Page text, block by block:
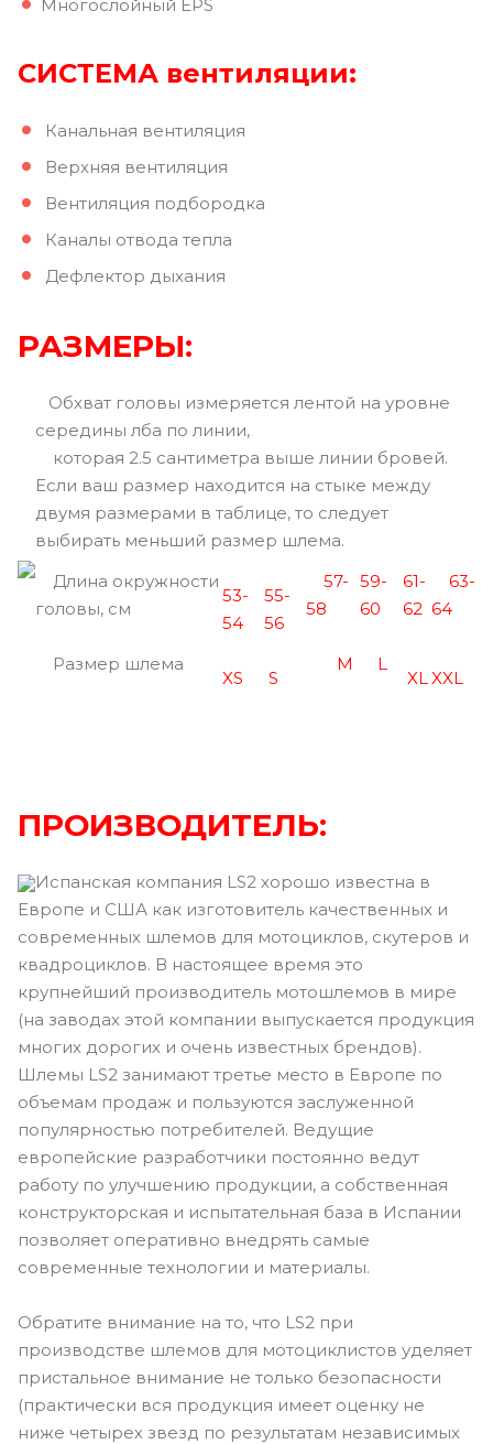
Многослойный EPS
СИСТЕМА вентиляции:
Канальная вентиляция
Верхняя вентиляция
Вентиляция подбородка
Каналы отвода тепла
Дефлектор дыхания
РАЗМЕРЫ:
Обхват головы измеряется лентой на уровне
середины лба по линии,
которая 2.5 сантиметра выше линии бровей.
Если ваш размер находится на стыке между
двумя размерами в таблице, то следует
выбирать меньший размер шлема.
Длина окружности
головы, см
53-
54
55-
56
57-
58
59-
60
61-
62
63-
64
Размер шлема
XS S
M L
XLXXL
ПРОИЗВОДИТЕЛЬ:
Испанская компания LS2 хорошо известна в
Европе и США как изготовитель качественных и
современных шлемов для мотоциклов, скутеров и
квадроциклов. В настоящее время это
крупнейший производитель мотошлемов в мире
(на заводах этой компании выпускается продукция
многих дорогих и очень известных брендов).
Шлемы LS2 занимают третье место в Европе по
объемам продаж и пользуются заслуженной
популярностью потребителей. Ведущие
европейские разработчики постоянно ведут
работу по улучшению продукции, а собственная
конструкторская и испытательная база в Испании
позволяет оперативно внедрять самые
современные технологии и материалы.
Обратите внимание на то, что LS2 при
производстве шлемов для мотоциклистов уделяет
пристальное внимание не только безопасности
(практически вся продукция имеет оценку не
ниже четырех звезд по результатам независимых